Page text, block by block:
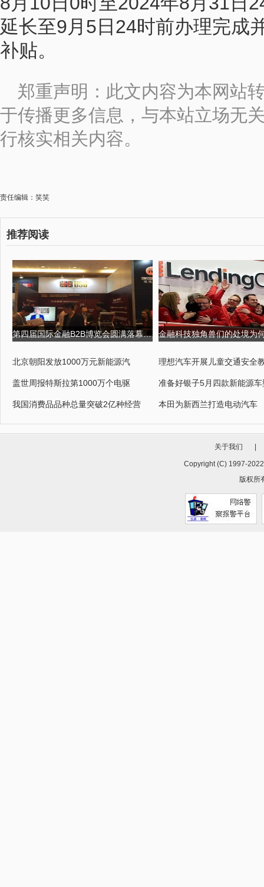
延长至9月5日24时前办理完成
补贴。
郑重声明：此文内容为本网站
于传播更多信息，与本站立场无
行核实相关内容。
责任编辑：笑笑
推荐阅读
第四届国际金融B2B博览会圆满落幕,USGFX大放异彩 第四届京剧票友大
北京朝阳发放1000万元新能源汽 理想汽车开展儿童交通安全
盖世周报特斯拉第1000万个电驱 准备好银子5月四款新能源
我国消费品品种总量突破2亿种经营 本田为新西兰打造电动汽车
关于我们
Copyright (C) 1997-
版权所